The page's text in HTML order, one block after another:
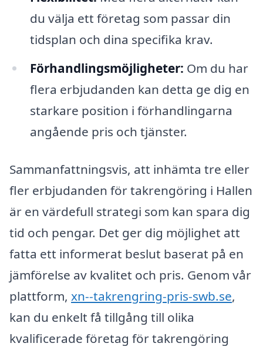
du välja ett företag som passar din
tidsplan och dina specifika krav.
Förhandlingsmöjligheter: Om du har
flera erbjudanden kan detta ge dig en
starkare position i förhandlingarna
angående pris och tjänster.
Sammanfattningsvis, att inhämta tre eller
fler erbjudanden för takrengöring i Hallen
är en värdefull strategi som kan spara dig
tid och pengar. Det ger dig möjlighet att
fatta ett informerat beslut baserat på en
jämförelse av kvalitet och pris. Genom vår
plattform, xn--takrengring-pris-swb.se,
kan du enkelt få tillgång till olika
kvalificerade företag för takrengöring